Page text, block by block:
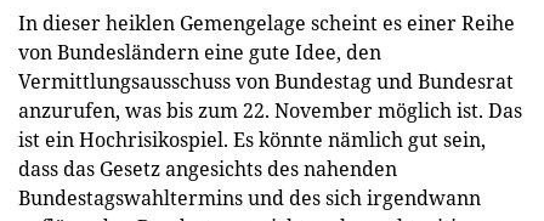
In dieser heiklen Gemengelage scheint es einer Reihe
von Bundesländern eine gute Idee, den
Vermittlungsausschuss von Bundestag und Bundesrat
anzurufen, was bis zum 22. November möglich ist. Das
ist ein Hochrisikospiel. Es könnte nämlich gut sein,
dass das Gesetz angesichts des nahenden
Bundestagswahltermins und des sich irgendwann